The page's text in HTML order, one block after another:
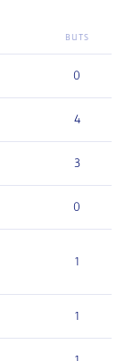
BUTS
0
4
3
0
1
1